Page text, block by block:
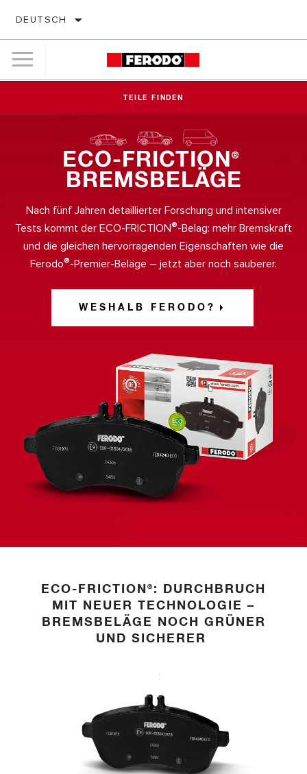
DEUTSCH
TEILE FINDEN
ECO-FRICTION®
BREMSBELÄGE
Nach fünf Jahren detaillierter Forschung und intensiver
Tests kommt der ECO-FRICTION®-Belag: mehr Bremskraft
und die gleichen hervorragenden Eigenschaften wie die
Ferodo®-Premier-Beläge – jetzt aber noch sauberer.
WESHALB FERODO?
ECO-FRICTION ® : DURCHBRUCH
MIT NEUER TECHNOLOGIE –
BREMSBELÄGE NOCH GRÜNER
UND SICHERER